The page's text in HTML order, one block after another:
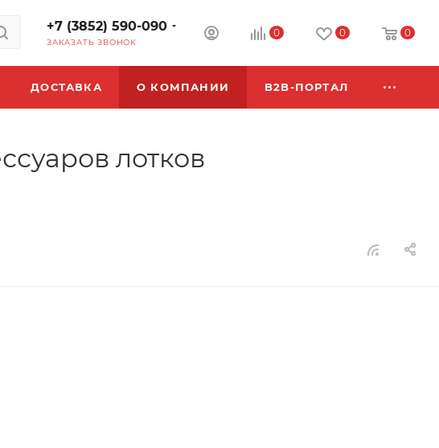
+7 (3852) 590-090
ЗАКАЗАТЬ ЗВОНОК
0 0 0
ДОСТАВКА О КОМПАНИИ B2B-ПОРТАЛ
лотков